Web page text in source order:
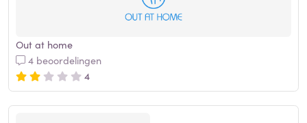
Out at home
4 beoordelingen
4